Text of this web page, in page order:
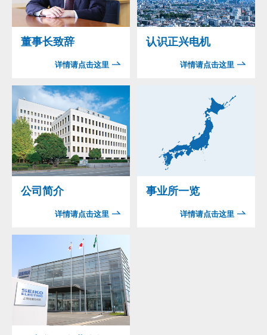
董事长致辞
详情请点击这里
认识正兴电机
详情请点击这里
公司简介
详情请点击这里
事业所一览
详情请点击这里